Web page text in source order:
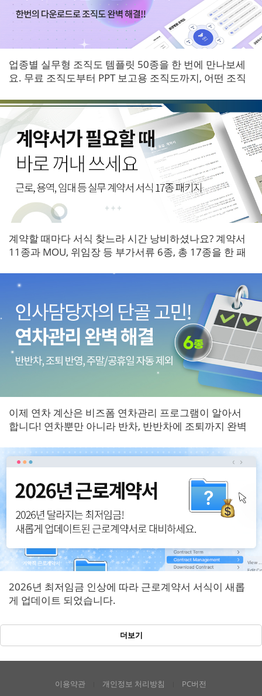
업종별 실무형 조직도 템플릿 50종을 한 번에 만나보세
요. 무료 조직도부터 PPT 보고용 조직도까지, 어떤 조직
계약할 때마다 서식 찾느라 시간 낭비하셨나요? 계약서
11종과 MOU, 위임장 등 부가서류 6종, 총 17종을 한 패
이제 연차 계산은 비즈폼 연차관리 프로그램이 알아서
합니다! 연차뿐만 아니라 반차, 반반차에 조퇴까지 완벽
2026년 최저임금 인상에 따라 근로계약서 서식이 새롭
게 업데이트 되었습니다.
더보기
이용약관 개인정보 처리방침 PC버전